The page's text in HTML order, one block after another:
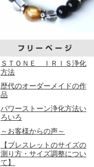
ＳＴＯＮＥ ＩＲＩＳ浄化
方法
歴代のオーダーメイドの作
品
パワーストーン浄化方法い
ろいろ
～お客様からの声～
【ブレスレットのサイズの
測り方・サイズ調整につい
て】